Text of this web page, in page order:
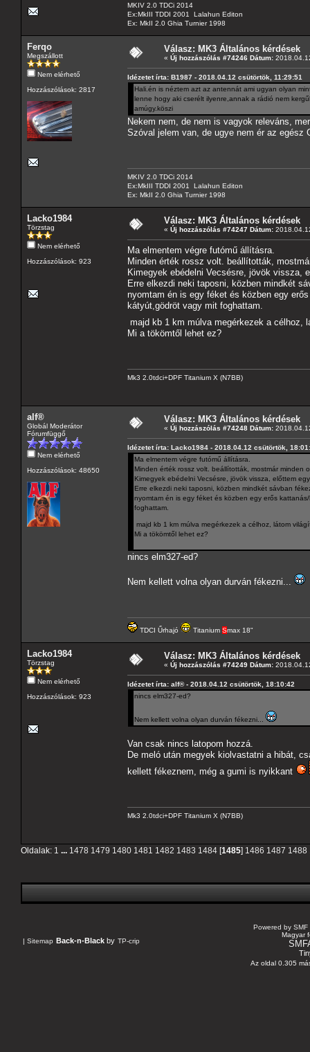
MKIV 2.0 TDCi 2014
Ex:MkIII TDDI 2001 Lalahun Editon
Ex: MkII 2.0 Ghia Turnier 1998
Ferqo
Megszállott
Nem elérhető
Hozzászólások: 2817
Válasz: MK3 Általános kérdések
« Új hozzászólás #74246 Dátum:
Idézetet írta: B1987 - 2018.04.12 csütörtök, 11:29:51
Hali.én is néztem azt az antennát ami ugyan olyan
lenne hogy aki cserélt ilyenre,annak a rádió nem
amúgy.köszi
Nekem nem, de nem is vagyok releváns,
Szóval jelem van, de ugye nem ér az egész
MKIV 2.0 TDCi 2014
Ex:MkIII TDDI 2001 Lalahun Editon
Ex: MkII 2.0 Ghia Turnier 1998
Lacko1984
Törzstag
Nem elérhető
Hozzászólások: 923
Válasz: MK3 Általános kérdések
« Új hozzászólás #74247 Dátum:
Ma elmentem végre futómű állításra.
Minden érték rossz volt. beállították,
Kimegyek ebédelni Vecsésre, jövök vissza,
Erre elkezdi neki taposni, közben mindkét
nyomtam én is egy féket és közben egy
kátyút,gödröt vagy mit foghattam.
majd kb 1 km múlva megérkezek a
Mi a tökömtől lehet ez?
Mk3 2.0tdci+DPF Titanium X (N7BB)
alf®
Globál Moderátor
Fórumfüggő
Nem elérhető
Hozzászólások: 48650
Válasz: MK3 Általános kérdések
« Új hozzászólás #74248 Dátum:
Idézetet írta: Lacko1984 - 2018.04.12 csütörtök,
Ma elmentem végre futómű állításra.
Minden érték rossz volt. beállították, mostmár minden
Kimegyek ebédelni Vecsésre, jövök vissza, előttem
Erre elkezdi neki taposni, közben mindkét sávban
nyomtam én is egy féket és közben egy erős
foghattam.
majd kb 1 km múlva megérkezek a célhoz, látom
Mi a tökömtől lehet ez?
nincs elm327-ed?
Nem kellett volna olyan durván fékezni...
TDCI Űrhajó Titanium Smax 18"
Lacko1984
Törzstag
Nem elérhető
Hozzászólások: 923
Válasz: MK3 Általános kérdések
« Új hozzászólás #74249 Dátum:
Idézetet írta: alf® - 2018.04.12 csütörtök, 18:10:42
nincs elm327-ed?
Nem kellett volna olyan durván fékezni...
Van csak nincs latopom hozzá.
De meló után megyek kiolvastatni a hibát,
kellett fékeznem, még a gumi is nyikkant
Mk3 2.0tdci+DPF Titanium X (N7BB)
Oldalak: 1 ... 1478 1479 1480 1481 1482 1483 1484 [1485] 1486 1487 1488
| Sitemap Back-n-Black by TP-crip
Powered by SMF
Magyar
Az oldal 0.305